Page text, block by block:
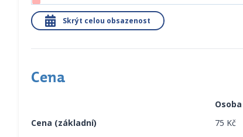
Skrýt celou obsazenost
Cena
Cena (základní)
75 Kč